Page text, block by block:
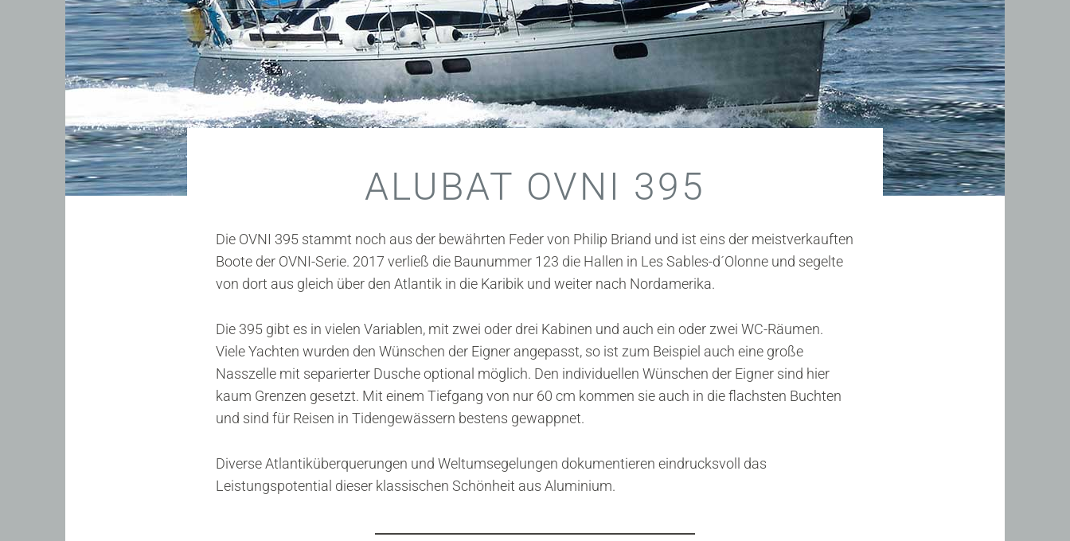
ALUBAT OVNI 395
Die OVNI 395 stammt noch aus der bewährten Feder von Philip Briand und ist eins der meistverkauften
Boote der OVNI-Serie. 2017 verließ die Baunummer 123 die Hallen in Les Sables-d´Olonne und segelte
von dort aus gleich über den Atlantik in die Karibik und weiter nach Nordamerika.
Die 395 gibt es in vielen Variablen, mit zwei oder drei Kabinen und auch ein oder zwei WC-Räumen.
Viele Yachten wurden den Wünschen der Eigner angepasst, so ist zum Beispiel auch eine große
Nasszelle mit separierter Dusche optional möglich. Den individuellen Wünschen der Eigner sind hier
kaum Grenzen gesetzt. Mit einem Tiefgang von nur 60 cm kommen sie auch in die flachsten Buchten
und sind für Reisen in Tidengewässern bestens gewappnet.
Diverse Atlantiküberquerungen und Weltumsegelungen dokumentieren eindrucksvoll das
Leistungspotential dieser klassischen Schönheit aus Aluminium.